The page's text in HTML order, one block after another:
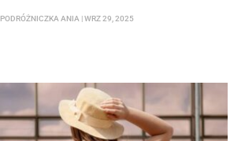
PODRÓŻNICZKA ANIA |WRZ 29, 2025